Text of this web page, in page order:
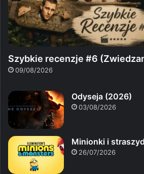
Szybkie recenzje #6
09/08/2026
Odyseja (2026)
03/08/2026
Minionki i
26/07/2026